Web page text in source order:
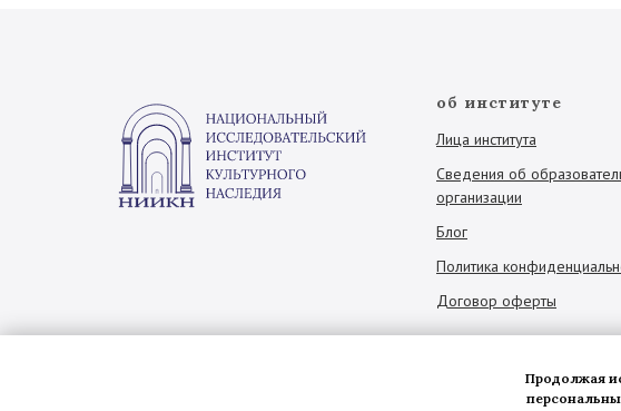
об институте
Лица института
Сведения об
организации
Блог
Политика
Договор оферты
Продолжая